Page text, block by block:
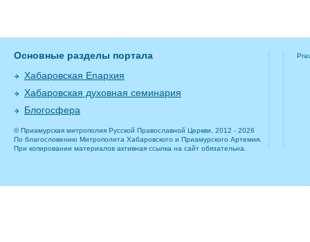
Основные разделы портала
Хабаровская Епархия
Хабаровская духовная семинария
Блогосфера
© Приамурская митрополия Русской Православной Церкви, 2012 - 2026
По благословению Митрополита Хабаровского и Приамурского Артемия.
При копировании материалов активная ссылка на сайт обязательна.